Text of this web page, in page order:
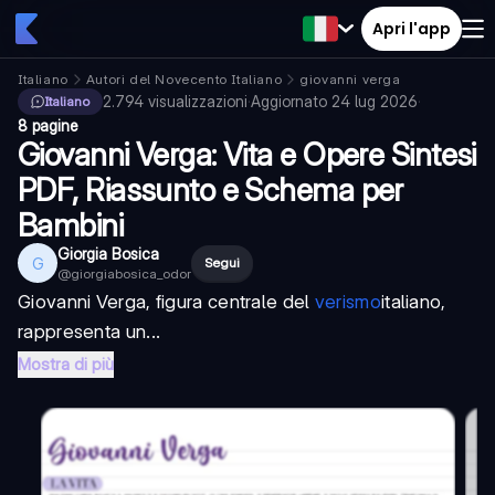
Apri l'app
Italiano Autori del Novecento Italiano
giovanni verga
Italiano
2.794 visualizzazioni·Aggiornato 24 lug 2026·
8 pagine
Giovanni Verga: Vita e Opere Sintesi
PDF, Riassunto e Schema per
Bambini
G Giorgia Bosica
@giorgiabosica_odor
Segui
Giovanni Verga, figura centrale del verismoitaliano,
rappresenta un...
Mostra di più